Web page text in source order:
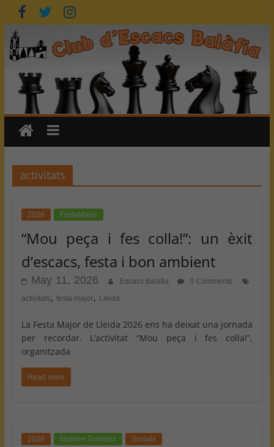
Skip
to
content
activitats
2026 FestaMajor
“Mou peça i fes colla!”: un èxit
d’escacs, festa i bon ambient
May 11, 2026 Escacs Balafia
0 Comments
activitats, festa major, Lleida
La Festa Major de Lleida 2026 ens ha deixat una jornada
per recordar. L’activitat “Mou peça i fes colla!”,
organitzada
Read more
2026 Nostres Tornejos Socials